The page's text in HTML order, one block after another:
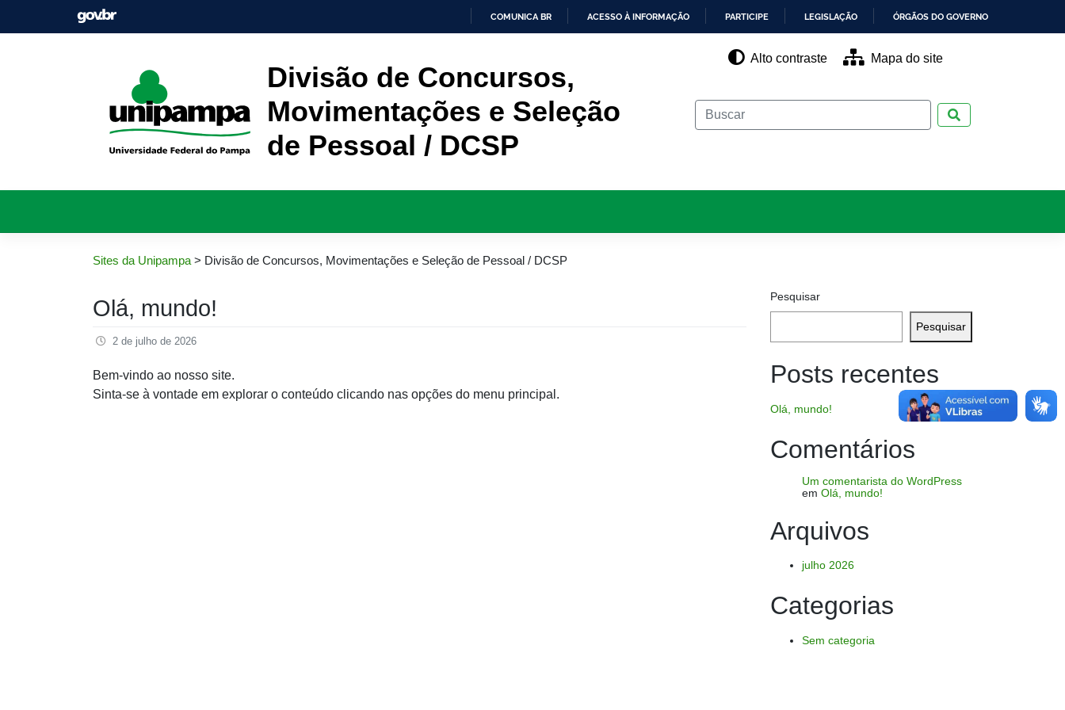
CONTEÚDO
COMUNICA BR ACESSO À INFORMAÇÃO PARTICIPE LEGISLAÇÃO ÓRGÃOS DO GOVERNO
Divisão de Concursos,
Movimentações e Seleção
de Pessoal / DCSP
Alto contraste Mapa do site
Sites da Unipampa> Divisão de Concursos, Movimentações e Seleção de Pessoal / DCSP
Olá, mundo!
2 de julho de 2026
Bem-vindo ao nosso site.
Sinta-se à vontade em explorar o conteúdo clicando nas opções do menu principal.
Pesquisar
Pesquisar
Posts recentes
Olá, mundo!
Comentários
Um comentarista do WordPress
em Olá, mundo!
Arquivos
julho 2026
Categorias
Sem categoria